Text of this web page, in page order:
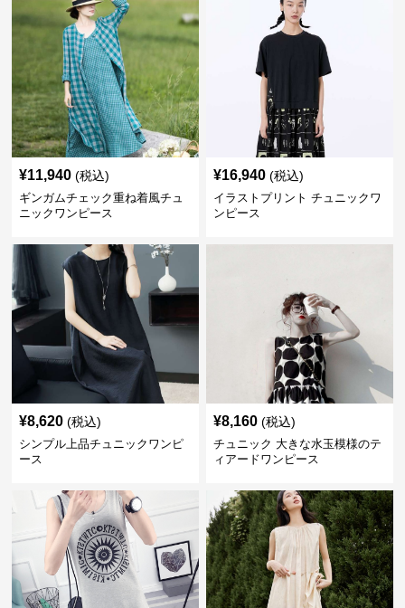
¥11,940 (税込)
ギンガムチェック重ね着風チュ
ニックワンピース
¥16,940 (税込)
イラストプリント チュニックワ
ンピース
¥8,620 (税込)
シンプル上品チュニックワンピ
ース
¥8,160 (税込)
チュニック 大きな水玉模様のテ
ィアードワンピース